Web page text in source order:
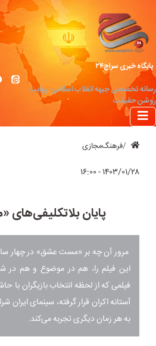
پایگاه خبری سراج۲۴
رسانه تخصصی جبهه انقلاب اسلامی؛ روایت
روشن حقیقت
فرهنگ‌مجازی
۱۴۰۳/۰۱/۲۸ - ۱۶:۰۰
پایان
مرور آن چه بر «مست عشق» در چهار
این فیلم را، هم در موضوع و هم در
فیلمی که از لحظه انتخاب بازیگران با
آستانه اکران قرار گرفته، سینمای ایران
به هر زمان دیگری تجربه می‌کند.